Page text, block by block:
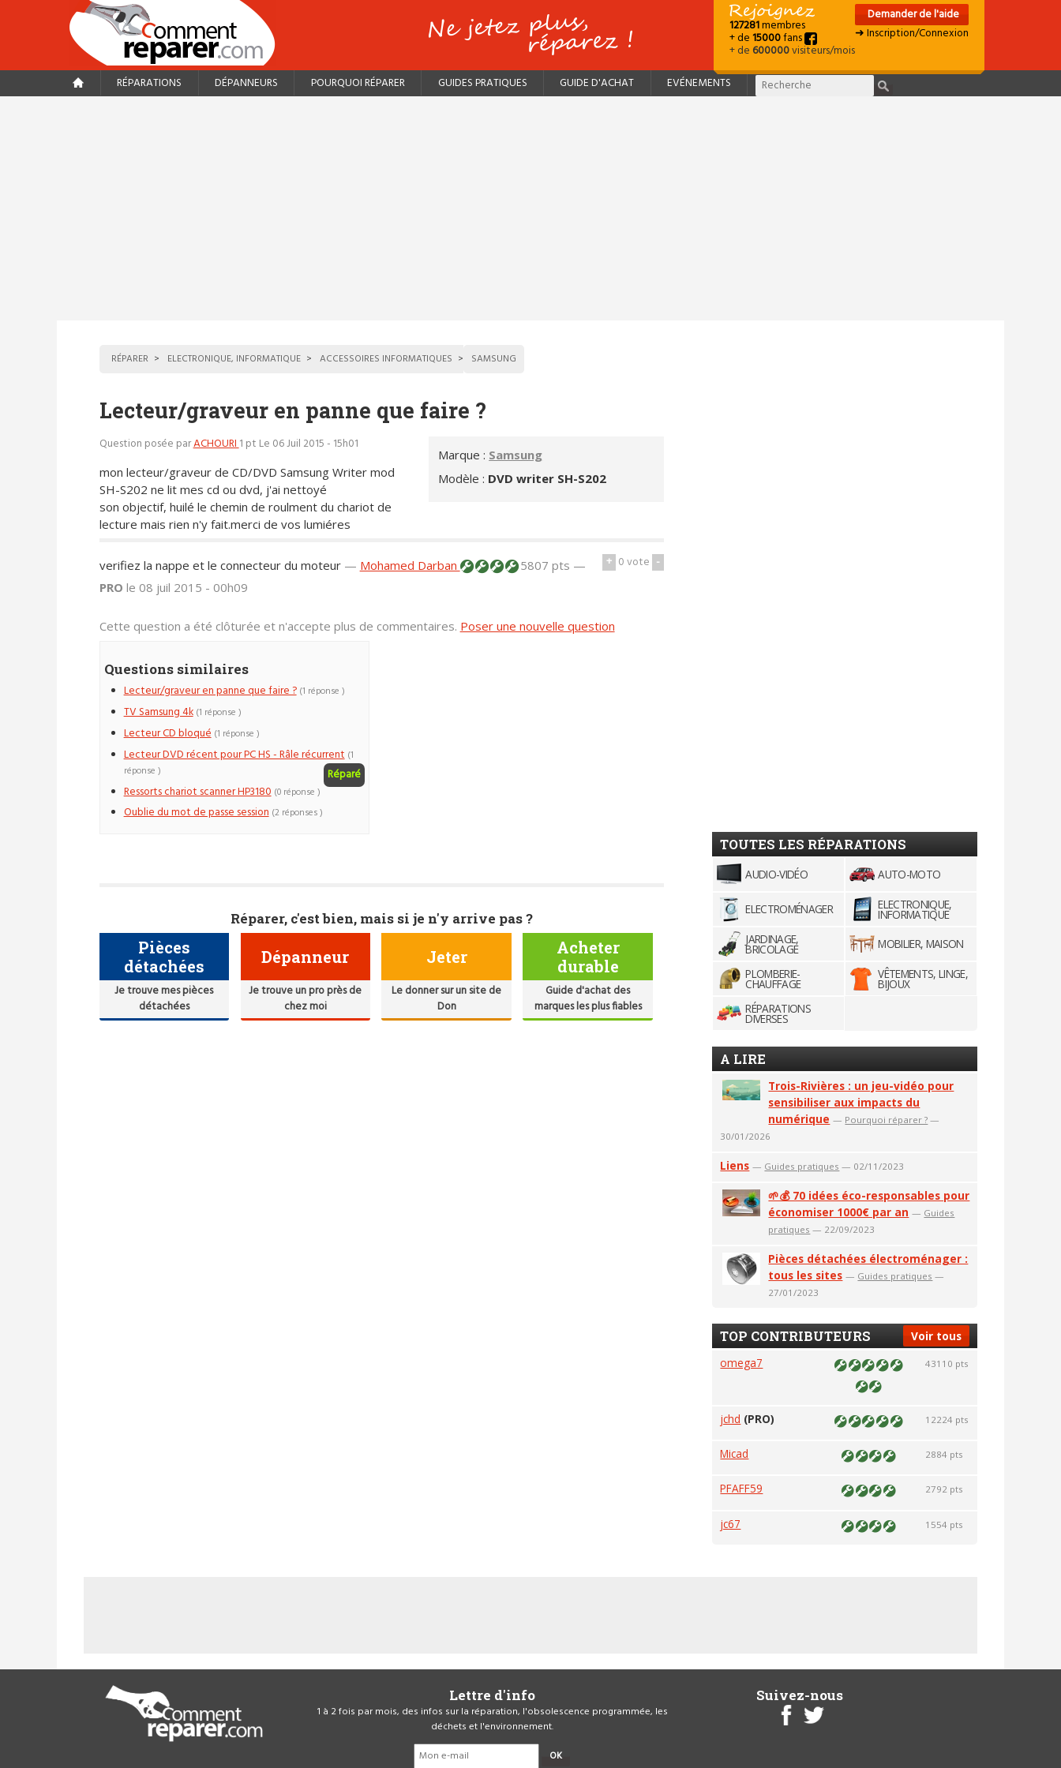
127281membres
+ de15000fans
+ de600000visiteurs/mois
Demander de l'aide
➜ Inscription/Connexion
RÉPARATIONS DÉPANNEURS POURQUOI RÉPARER GUIDES PRATIQUES GUIDE D'ACHAT EVÉNEMENTS
RÉPARER ELECTRONIQUE, INFORMATIQUE ACCESSOIRES INFORMATIQUES SAMSUNG
Lecteur/graveur en panne que faire ?
Marque : Samsung
Modèle : DVD writer SH-S202
Question posée parACHOURI1 pt Le 06 Juil 2015 - 15h01
mon lecteur/graveur de CD/DVD Samsung Writer mod
SH-S202 ne lit mes cd ou dvd, j'ai nettoyé
son objectif, huilé le chemin de roulment du chariot de
lecture mais rien n'y fait.merci de vos lumiéres
+ 0vote -
verifiez la nappe et le connecteur du moteur — Mohamed Darban
5807 pts —
PRO le 08 juil 2015 - 00h09
Cette question a été clôturée et n'accepte plus de commentaires. Poser une nouvelle question
Questions similaires
Lecteur/graveur en panne que faire ? (1 réponse )
TV Samsung 4k (1 réponse )
Lecteur CD bloqué (1 réponse )
Lecteur DVD récent pour PC HS - Râle récurrent
Réparé
(1
réponse )
Ressorts chariot scanner HP3180 (0 réponse )
Oublie du mot de passe session (2 réponses )
Réparer, c'est bien, mais si je n'y arrive pas ?
Pièces
détachées
Je trouve mes pièces
détachées
Dépanneur
Je trouve un pro près de
chez moi
Jeter
Le donner sur un site de
Don
Acheter
durable
Guide d'achat des
marques les plus fiables
TOUTES LES RÉPARATIONS
AUDIO-VIDÉO AUTO-MOTO
ELECTROMÉNAGER ELECTRONIQUE,
INFORMATIQUE
JARDINAGE,
BRICOLAGE
MOBILIER, MAISON
PLOMBERIE-
CHAUFFAGE
VÊTEMENTS, LINGE,
BIJOUX
RÉPARATIONS
DIVERSES
A LIRE
Trois-Rivières : un jeu-vidéo pour
sensibiliser aux impacts du
numérique — Pourquoi réparer ? —
30/01/2026
Liens — Guides pratiques — 02/11/2023
🌱💰 70 idées éco-responsables pour
économiser 1000€ par an — Guides
pratiques — 22/09/2023
Pièces détachées électroménager :
tous les sites — Guides pratiques —
27/01/2023
Voir tous
TOP CONTRIBUTEURS
omega7 43110 pts
jchd (PRO) 12224 pts
Micad 2884 pts
PFAFF59 2792 pts
jc67 1554 pts
Lettre d'info
1 à 2 fois par mois, des infos sur la réparation, l'obsolescence programmée, les
déchets et l'environnement.
OK
Suivez-nous